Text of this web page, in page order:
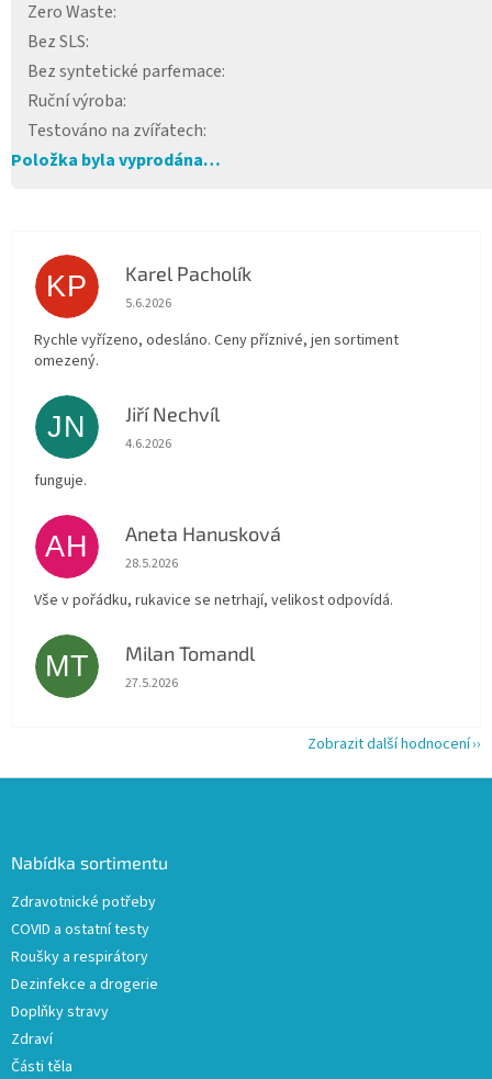
Zero Waste:
Bez SLS:
Bez syntetické parfemace:
Ruční výroba:
Testováno na zvířatech:
Položka byla vyprodána…
KP Karel Pacholík
Hodnocení obchodu je 4 z 5 hvězdiček.
5.6.2026
Rychle vyřízeno, odesláno. Ceny příznivé, jen sortiment
omezený.
JN Jiří Nechvíl
Hodnocení obchodu je 5 z 5 hvězdiček.
4.6.2026
funguje.
AH Aneta Hanusková
Hodnocení obchodu je 5 z 5 hvězdiček.
28.5.2026
Vše v pořádku, rukavice se netrhají, velikost odpovídá.
MT Milan Tomandl
Hodnocení obchodu je 5 z 5 hvězdiček.
27.5.2026
Zobrazit další hodnocení
Nabídka sortimentu
Zdravotnické potřeby
COVID a ostatní testy
Roušky a respirátory
Dezinfekce a drogerie
Doplňky stravy
Zdraví
Části těla